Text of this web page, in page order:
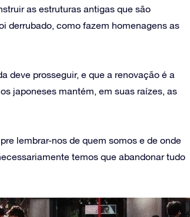
as estruturas antigas que são
derrubado, como fazem homenagens as
deve prosseguir, e que a renovação é a
japoneses mantém, em suas raízes, as
lembrar-nos de quem somos e de onde
temos que abandonar tudo